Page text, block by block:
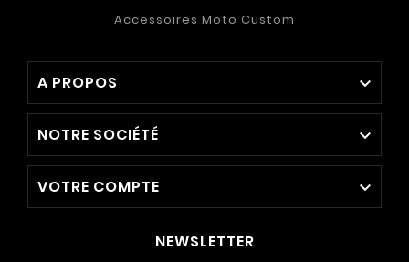
Accessoires Moto Custom
A PROPOS 
NOTRE SOCIÉTÉ 
VOTRE COMPTE 
NEWSLETTER